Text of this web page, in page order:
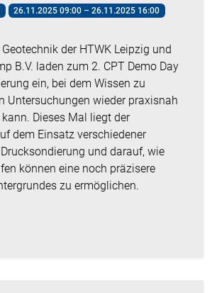
26.11.2025 09:00 – 26.11.2025 16:00
der HTWK Leipzig und
B.V. laden zum 2. CPT Demo Day
ein, bei dem Wissen zu
Untersuchungen wieder praxisnah
Dieses Mal liegt der
dem Einsatz verschiedener
und darauf, wie
können eine noch präzisere
zu ermöglichen.